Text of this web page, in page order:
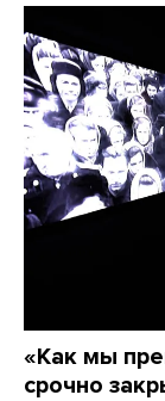
«Как мы
срочно